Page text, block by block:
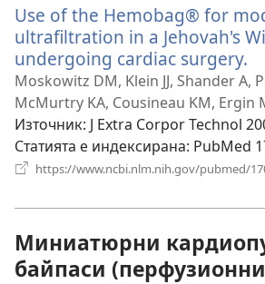
Use of the Hemobag® for
ultrafiltration in a Jehovah's
undergoing cardiac surgery.
Moskowitz DM, Klein JJ, Shander A,
McMurtry KA, Cousineau KM, Ergin
Източник‎: J Extra Corpor Technol
Статията е индексирана‎: PubMed
https://www.ncbi.nlm.nih.gov/pubmed/
Миниатюрни
байпаси